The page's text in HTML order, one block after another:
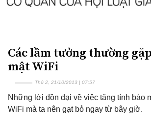
Các lầm tưởng thường
mật WiFi
Thứ 2, 21/10/2013 | 07:57
Những lời đồn đại về việc tăng tính bảo
WiFi mà ta nên gạt bỏ ngay từ bây giờ.